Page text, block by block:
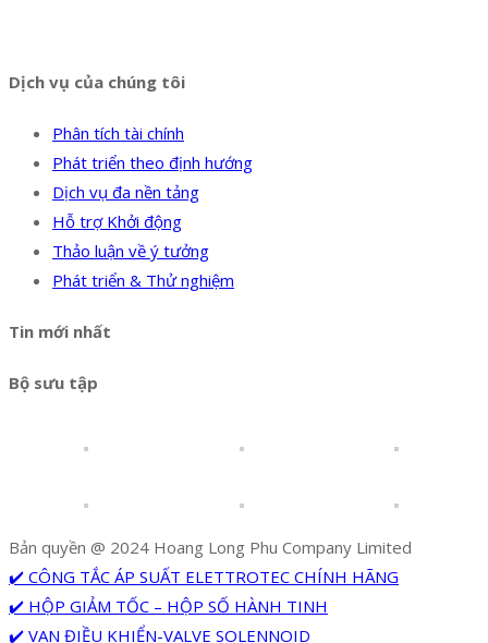
Dịch vụ của chúng tôi
Phân tích tài chính
Phát triển theo định hướng
Dịch vụ đa nền tảng
Hỗ trợ Khởi động
Thảo luận về ý tưởng
Phát triển & Thử nghiệm
Tin mới nhất
Bộ sưu tập
Bản quyền @ 2024 Hoang Long Phu Company Limited
✔️ CÔNG TẮC ÁP SUẤT ELETTROTEC CHÍNH HÃNG
✔️ HỘP GIẢM TỐC – HỘP SỐ HÀNH TINH
✔️ VAN ĐIỀU KHIỂN-VALVE SOLENNOID